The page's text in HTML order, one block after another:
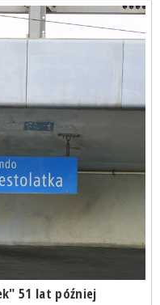
51 lat później